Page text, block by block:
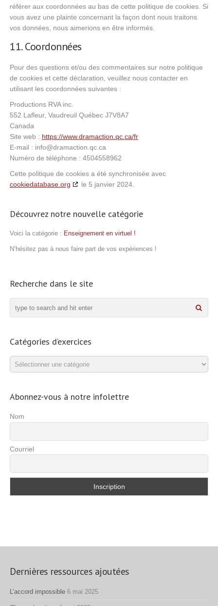
référer aux coordonnées au bas de cette politique de cookies. Si
vous avez une plainte concernant la façon dont nous traitons
vos données, nous aimerions en être informés.
11. Coordonnées
Pour des questions et/ou des commentaires sur notre politique
de cookies et cette déclaration, veuillez nous contacter en
utilisant les coordonnées suivantes :
Productions RVA inc.
552 Lafleur, Vaudreuil Québec J7V8A7
Canada
Site web : https://www.dramaction.qc.ca/fr
E-mail : info@dramaction.qc.ca
Numéro de téléphone : 4504558962
Cette politique de cookies a été synchronisée avec
cookiedatabase.org
le 5 janvier 2024.
Découvrez notre nouvelle catégorie
Voici la catégorie : Enseignement en virtuel !
N’hésitez pas à nous faire part de vos expériences !
Recherche dans le site
Catégories d’exercices
Catégories
d’exercices
Abonnez-vous à notre infolettre
Nom
Courriel
Dernières ressources ajoutées
L’accord impossible 6 mai 2025